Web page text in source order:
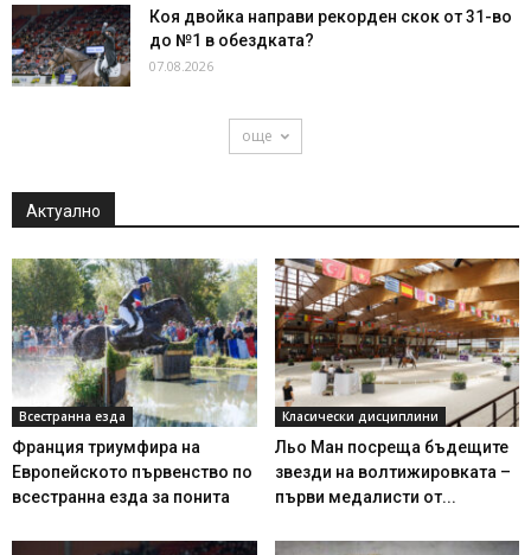
Коя двойка направи рекорден скок от 31-во
до №1 в обездката?
07.08.2026
още
Актуално
Всестранна езда
Франция триумфира на
Европейското първенство по
всестранна езда за понита
Класически дисциплини
Льо Ман посреща бъдещите
звезди на волтижировката –
първи медалисти от...